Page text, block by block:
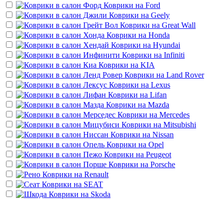
Коврики на Ford
Коврики на Geely
Коврики на Great Wall
Коврики на Honda
Коврики на Hyundai
Коврики на Infiniti
Коврики на KIA
Коврики на Land Rover
Коврики на Lexus
Коврики на Lifan
Коврики на Mazda
Коврики на Mercedes
Коврики на Mitsubishi
Коврики на Nissan
Коврики на Opel
Коврики на Peugeot
Коврики на Porsche
Коврики на Renault
Коврики на SEAT
Коврики на Skoda